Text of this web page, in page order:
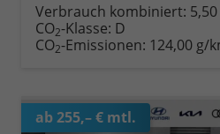
Verbrauch kombiniert:
CO2-Klasse: D
CO2-Emissionen: 124,00 g/
ab 255,– € mtl.